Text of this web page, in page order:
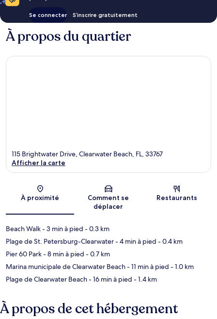
Se connecter S’inscrire gratuitement
À propos du quartier
Carte
115 Brightwater Drive, Clearwater Beach, FL, 33767
Afficher la carte
À proximité
Comment se
déplacer
Restaurants
Beach Walk- 3 min à pied - 0.3 km
Plage de St. Petersburg-Clearwater- 4 min à pied - 0.4 km
Pier 60 Park- 8 min à pied - 0.7 km
Marina municipale de Clearwater Beach- 11 min à pied - 1.0 km
Plage de Clearwater Beach- 16 min à pied - 1.4 km
À propos de cet hébergement